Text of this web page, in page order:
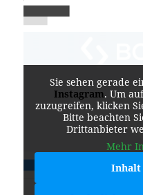
Sie sehen gerade
Instagram. Um
zuzugreifen, klicken
Bitte beachten
Drittanbieter
Mehr
Inhalt